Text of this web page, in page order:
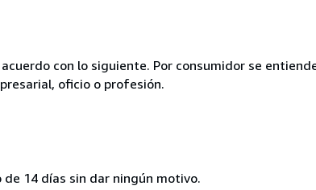
con lo siguiente. Por consumidor se
oficio o profesión.
14 días sin dar ningún motivo.